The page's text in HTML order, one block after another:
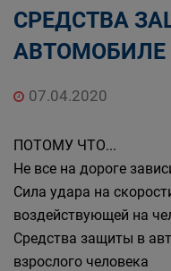
СРЕДСТВА
АВТОМОБИЛЕ
07.04.2020
ПОТОМУ ЧТО...
Не все на дороге
Сила удара на
воздействующей на
Средства защиты в
взрослого человека